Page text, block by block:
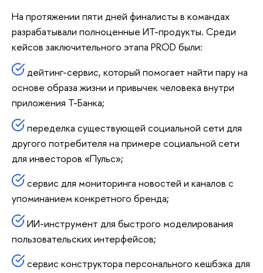
На протяжении пяти дней финалисты в командах
разрабатывали полноценные ИТ-продукты. Среди
кейсов заключительного этапа PROD были:
дейтинг-сервис, который помогает найти пару на
основе образа жизни и привычек человека внутри
приложения Т-Банка;
переделка существующей социальной сети для
другого потребителя на примере социальной сети
для инвесторов «Пульс»;
сервис для мониторинга новостей и каналов с
упоминанием конкретного бренда;
ИИ-инструмент для быстрого моделирования
пользовательских интерфейсов;
сервис конструктора персонального кешбэка для